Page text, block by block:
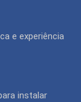
e experiência
instalar